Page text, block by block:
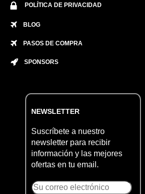
POLÍTICA DE PRIVACIDAD
BLOG
PASOS DE COMPRA
SPONSORS
NEWSLETTER
Suscríbete a nuestro
newsletter para recibir
información y las mejores
ofertas en tu email.